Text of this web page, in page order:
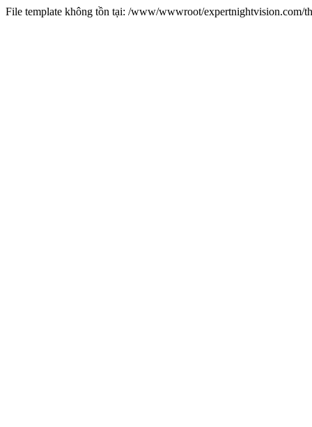
File template không tồn tại: /www/wwwroot/expertnightvision.com/